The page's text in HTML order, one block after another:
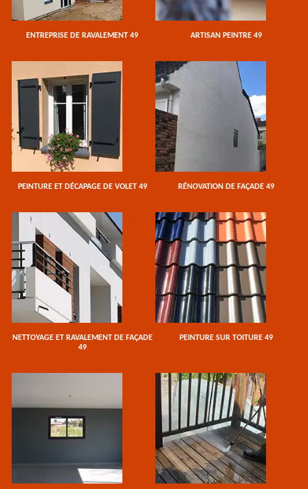
ENTREPRISE DE RAVALEMENT 49 ARTISAN PEINTRE 49
PEINTURE ET DÉCAPAGE DE VOLET 49 RÉNOVATION DE FAÇADE 49
NETTOYAGE ET RAVALEMENT DE FAÇADE
49
PEINTURE SUR TOITURE 49